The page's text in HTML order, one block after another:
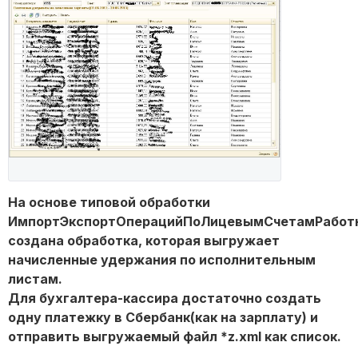
На основе типовой обработки
создана обработка, которая выгружает
начисленные удержания по исполнительным
листам.
Для бухгалтера-кассира достаточно создать
одну платежку в Сбербанк(как на зарплату) и
отправить выгружаемый файл *z.xml как список.